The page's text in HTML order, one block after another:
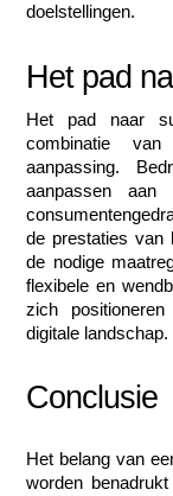
doelstellingen.
Het pad
Het pad naar
combinatie
aanpassing.
aanpassen aan
de prestaties van
de nodige
flexibele en
zich
digitale landschap.
Conclusie
Het belang van
worden